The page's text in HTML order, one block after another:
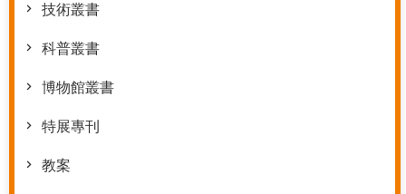
技術叢書
科普叢書
博物館叢書
特展專刊
教案